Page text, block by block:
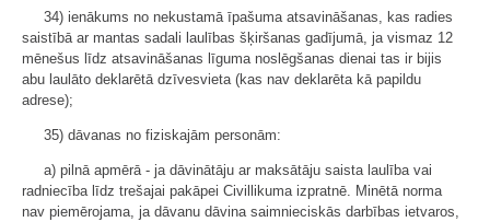
34) ienākums no nekustamā īpašuma atsavināšanas, kas radies
saistībā ar mantas sadali laulības šķiršanas gadījumā, ja vismaz 12
mēnešus līdz atsavināšanas līguma noslēgšanas dienai tas ir bijis
abu laulāto deklarētā dzīvesvieta (kas nav deklarēta kā papildu
adrese);
35) dāvanas no fiziskajām personām:
a) pilnā apmērā - ja dāvinātāju ar maksātāju saista laulība vai
radniecība līdz trešajai pakāpei Civillikuma izpratnē. Minētā norma
nav piemērojama, ja dāvanu dāvina saimnieciskās darbības ietvaros,